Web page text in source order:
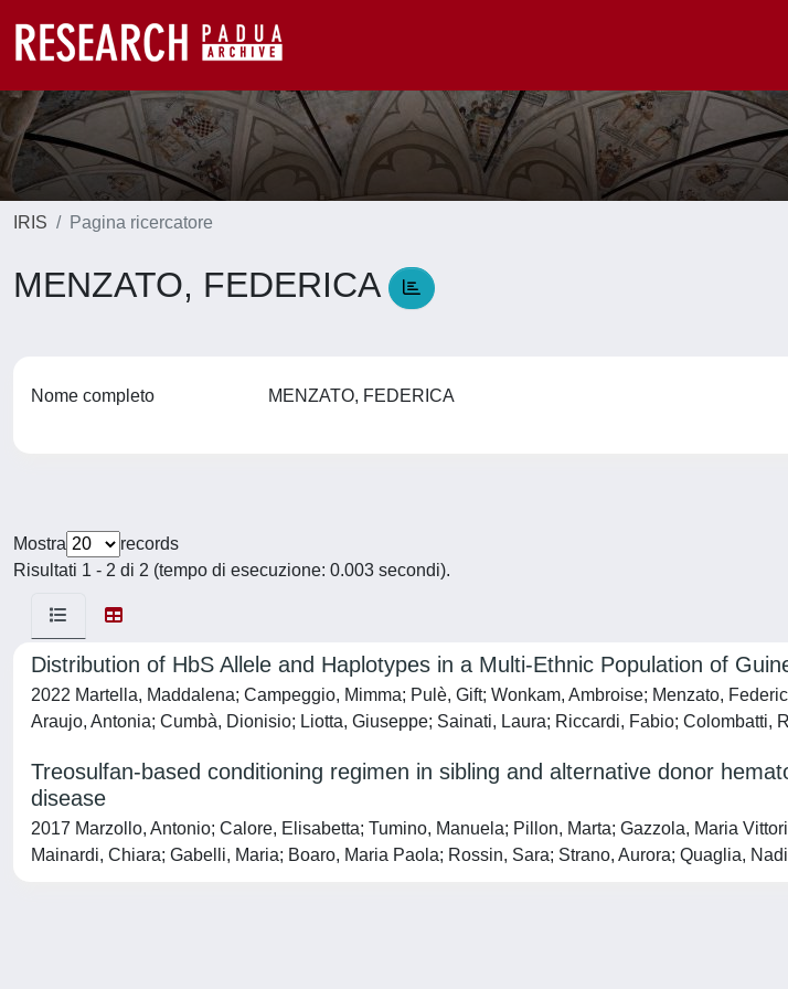
IRIS Pagina ricercatore
MENZATO, FEDERICA
Nome completo MENZATO, FEDERICA
Mostra
records
Risultati 1 - 2 di 2 (tempo di esecuzione: 0.003 secondi).
Distribution of HbS Allele and Haplotypes in a Multi-Ethnic Population of
2022 Martella, Maddalena; Campeggio, Mimma; Pulè, Gift; Wonkam, Ambroise; Menzato,
Araujo, Antonia; Cumbà, Dionisio; Liotta, Giuseppe; Sainati, Laura; Riccardi, Fabio; Colombatti,
Treosulfan-based conditioning regimen in sibling and alternative donor
disease
2017 Marzollo, Antonio; Calore, Elisabetta; Tumino, Manuela; Pillon, Marta; Gazzola, Maria
Mainardi, Chiara; Gabelli, Maria; Boaro, Maria Paola; Rossin, Sara; Strano, Aurora; Quaglia,